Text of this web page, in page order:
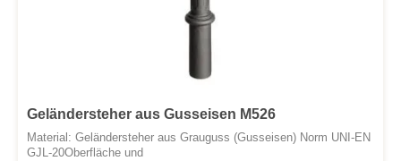
Geländersteher aus Gusseisen M526
Material: Geländersteher aus Grauguss (Gusseisen) Norm UNI-EN
GJL-20Oberfläche und